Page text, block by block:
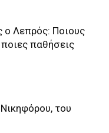
ο Λεπρός: Ποιους
παθήσεις
του